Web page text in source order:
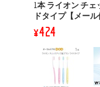
1本 ライオン チ
ドタイプ【メール
¥424